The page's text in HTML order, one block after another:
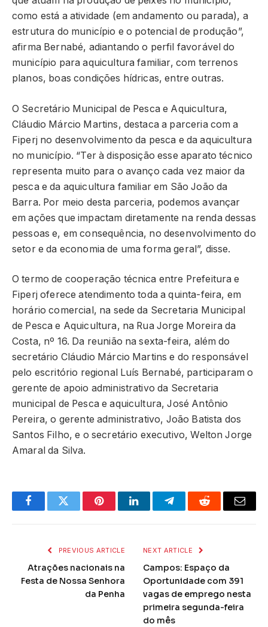
como está a atividade (em andamento ou parada), a
estrutura do município e o potencial de produção”,
afirma Bernabé, adiantando o perfil favorável do
município para aquicultura familiar, com terrenos
planos, boas condições hídricas, entre outras.
O Secretário Municipal de Pesca e Aquicultura,
Cláudio Márcio Martins, destaca a parceria com a
Fiperj no desenvolvimento da pesca e da aquicultura
no município. “Ter à disposição esse aparato técnico
representa muito para o avanço cada vez maior da
pesca e da aquicultura familiar em São João da
Barra. Por meio desta parceria, podemos avançar
em ações que impactam diretamente na renda dessas
pessoas e, em consequência, no desenvolvimento do
setor e da economia de uma forma geral”, disse.
O termo de cooperação técnica entre Prefeitura e
Fiperj oferece atendimento toda a quinta-feira, em
horário comercial, na sede da Secretaria Municipal
de Pesca e Aquicultura, na Rua Jorge Moreira da
Costa, nº 16. Da reunião na sexta-feira, além do
secretário Cláudio Márcio Martins e do responsável
pelo escritório regional Luís Bernabé, participaram o
gerente de apoio administrativo da Secretaria
municipal de Pesca e aquicultura, José Antônio
Pereira, o gerente administrativo, João Batista dos
Santos Filho, e o secretário executivo, Welton Jorge
Amaral da Silva.
FacebookTwitter PinterestLinkedInTelegramReddit Email
PREVIOUS ARTICLE
Atrações nacionais na
Festa de Nossa Senhora
da Penha
NEXT ARTICLE
Campos: Espaço da
Oportunidade com 391
vagas de emprego nesta
primeira segunda-feira
do mês